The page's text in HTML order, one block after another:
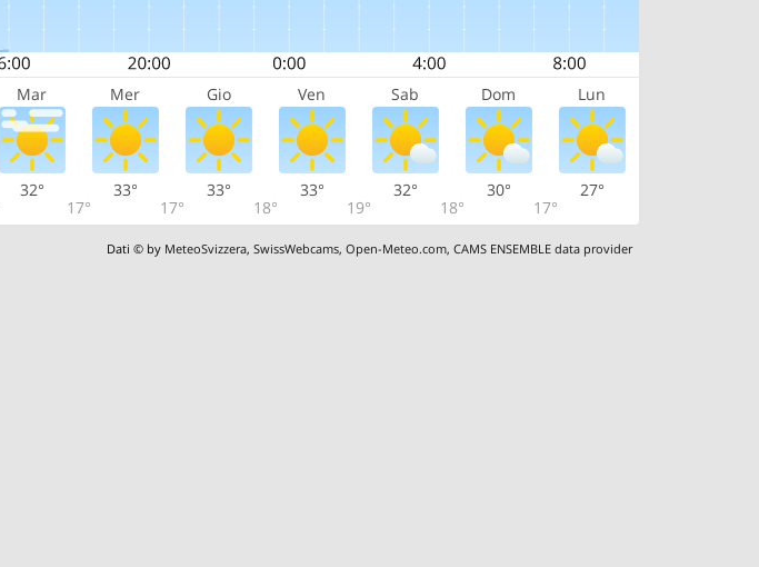
Mar Mer Gio Ven Sab Dom Lun
32°
17°
33°
17°
33°
18°
33°
19°
32°
18°
30°
17°
27°
Dati © by MeteoSvizzera,SwissWebcams,Open-Meteo.com,CAMS ENSEMBLE data provider